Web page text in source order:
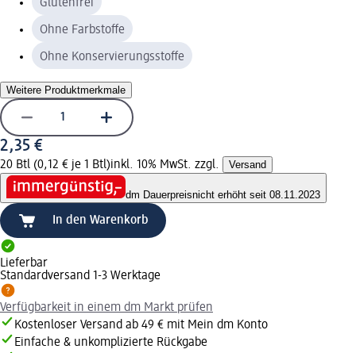
Glutenfrei
Ohne Farbstoffe
Ohne Konservierungsstoffe
Weitere Produktmerkmale
2,35 €
20 Btl (0,12 € je 1 Btl)inkl. 10% MwSt. zzgl. Versand
dm Dauerpreisnicht erhöht seit 08.11.2023
In den Warenkorb
Lieferbar
Standardversand 1-3 Werktage
Verfügbarkeit in einem dm Markt prüfen
Kostenloser Versand ab 49 € mit Mein dm Konto
Einfache & unkomplizierte Rückgabe